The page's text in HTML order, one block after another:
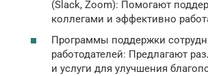
(Slack, Zoom): Помогают
коллегами и эффективно
Программы поддержки
работодателей: Предлагают
и услуги для улучшения